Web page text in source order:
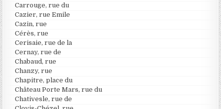
Carrouge, rue du
Cazier, rue Emile
Cazin, rue
Cérès, rue
Cerisaie, rue de la
Cernay, rue de
Chabaud, rue
Chanzy, rue
Chapitre, place du
Château Porte Mars, rue du
Chativesle, rue de